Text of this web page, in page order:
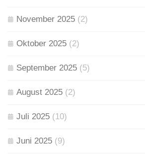
November 2025 (2)
Oktober 2025 (2)
September 2025 (5)
August 2025 (2)
Juli 2025 (10)
Juni 2025 (9)